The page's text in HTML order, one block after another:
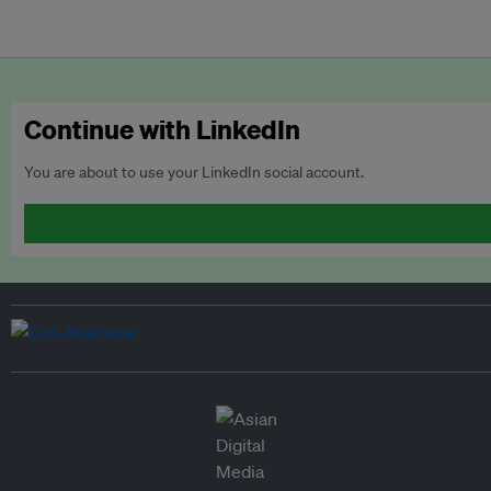
Continue with LinkedIn
You are about to use your LinkedIn social account.